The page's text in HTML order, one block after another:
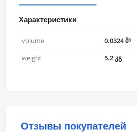
Характеристики
volume
0.0324 მ³
weight
5.2 კგ
Отзывы покупателей